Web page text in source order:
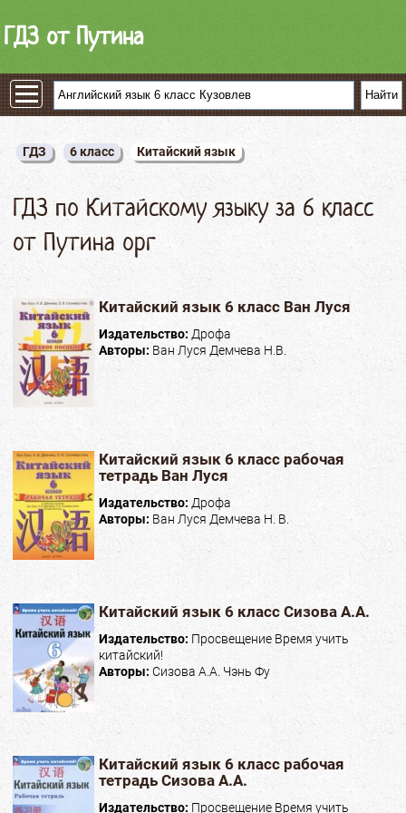
ГДЗ от Путина
ГДЗ 6 класс Китайский язык
ГДЗ по Китайскому языку за 6 класс
от Путина орг
Китайский язык 6 класс Ван Луся
Издательство: Дрофа
Авторы: Ван Луся Демчева Н.В.
Китайский язык 6 класс рабочая
тетрадь Ван Луся
Издательство: Дрофа
Авторы: Ван Луся Демчева Н. В.
Китайский язык 6 класс Сизова А.А.
Издательство: Просвещение Время учить
китайский!
Авторы: Сизова А.А. Чэнь Фу
Китайский язык 6 класс рабочая
тетрадь Сизова А.А.
Издательство: Просвещение Время учить